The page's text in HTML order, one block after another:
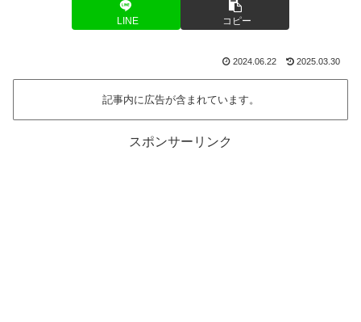
LINE コピー
2024.06.22 2025.03.30
記事内に広告が含まれています。
スポンサーリンク